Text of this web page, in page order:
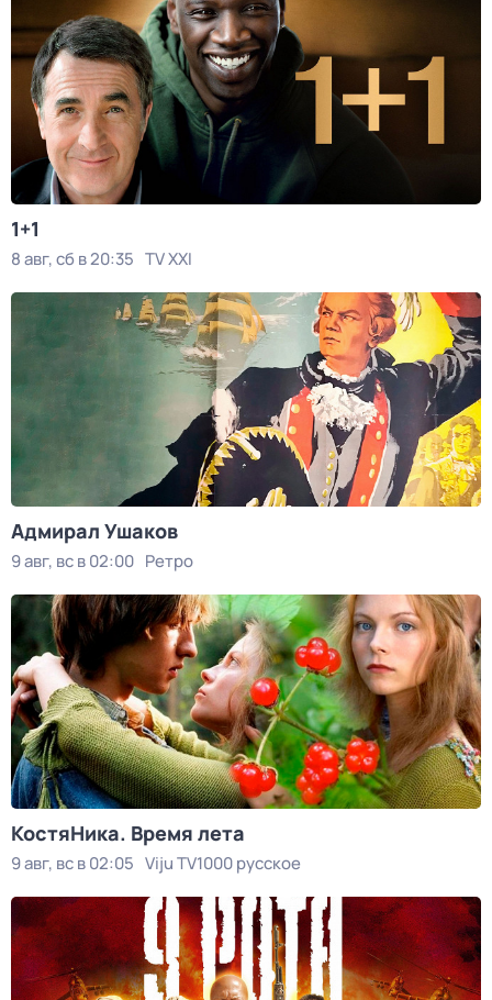
1+1
8 авг, сб в 20:35 TV XXI
Адмирал Ушаков
9 авг, вс в 02:00 Ретро
КостяНика. Время лета
9 авг, вс в 02:05 Viju TV1000 русское